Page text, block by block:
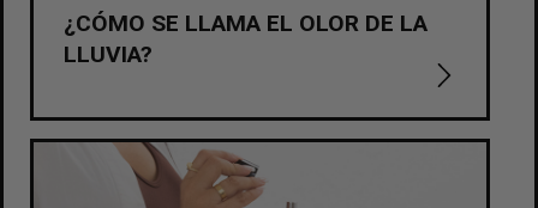
¿CÓMO SE LLAMA EL OLOR DE LA
LLUVIA?